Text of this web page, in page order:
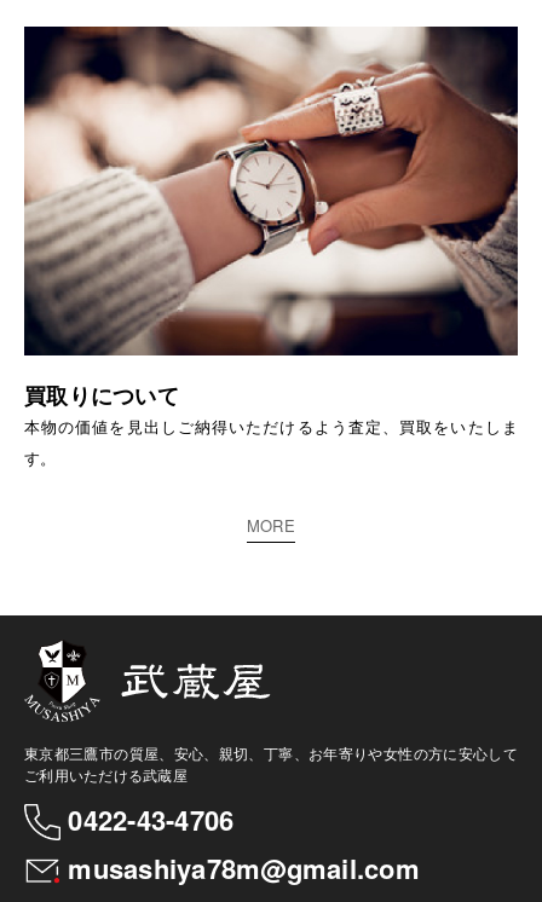
買取りについて
本物の価値を見出しご納得いただけるよう査定、買取をいたしま
す。
MORE
東京都三鷹市の質屋、安心、親切、丁寧、お年寄りや女性の方に安心して
ご利用いただける武蔵屋
0422-43-4706
musashiya78m@gmail.com